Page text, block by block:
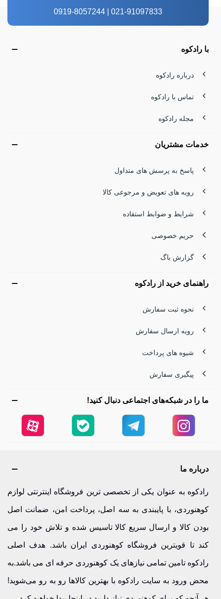
021-91097833 | 0919-8057244
با رادکوه
درباره رادکوه
تماس با رادکوه
مجله رادکوه
خدمات مشتریان
پاسخ به پرسش های متداول
رویه های تعویض و مرجوعی کالا
شرایط و ضوابط استفاده
حریم خصوصی
گزارش باگ
راهنمای خرید از رادکوه
نحوه ثبت سفارش
رویه ارسال سفارش
شیوه های پرداخت
پیگیری سفارش
ما را در شبکه‌های اجتماعی دنبال کنید!
درباره ما
رادکوه به عنوان یکی از تخصصی ترین فروشگاه اینترنتی لوازم
کوهنوردی، با پایبندی به سه اصل، پرداخت امن، ضمانت اصل
بودن کالا و ارسال سریع کالا تاسیس شده و تلاش خود را می
کند تا قویترین فروشگاه کوهنوردی ایران باشد. هدف اصلی
رادکوه تامین تمامی نیازهای یک کوهنوردی حرفه ای می باشد.به
محض ورود به سایت رادکوه با بهترین کالاها رو به رو می‌شوید!